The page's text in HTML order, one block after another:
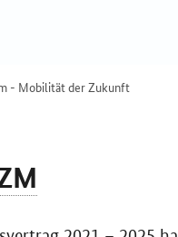
- Mobilität der Zukunft